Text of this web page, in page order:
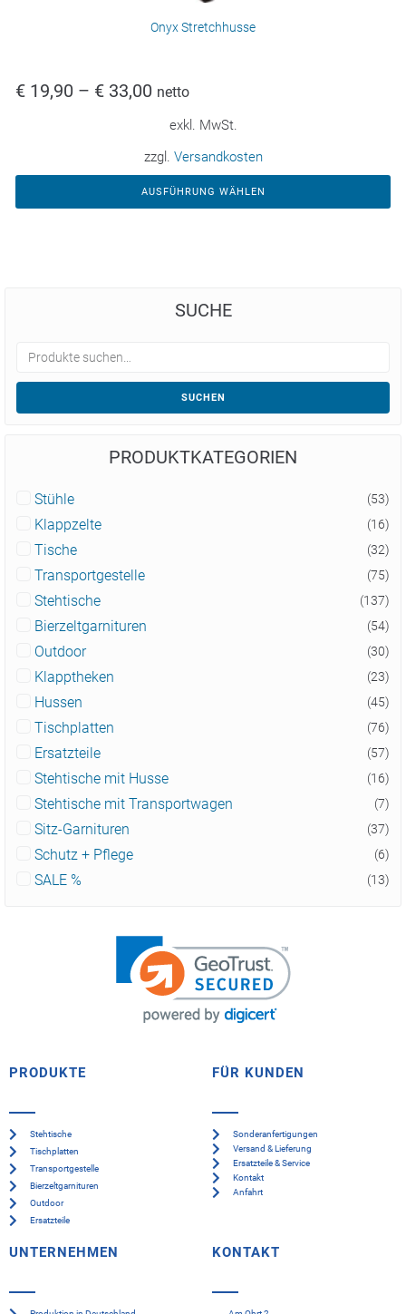
Onyx Stretchhusse
€ 19,90 – € 33,00 netto
exkl. MwSt.
zzgl. Versandkosten
AUSFÜHRUNG WÄHLEN
SUCHE
SUCHEN
PRODUKTKATEGORIEN
Stühle (53)
Klappzelte (16)
Tische (32)
Transportgestelle (75)
Stehtische (137)
Bierzeltgarnituren (54)
Outdoor (30)
Klapptheken (23)
Hussen (45)
Tischplatten (76)
Ersatzteile (57)
Stehtische mit Husse (16)
Stehtische mit Transportwagen (7)
Sitz-Garnituren (37)
Schutz + Pflege (6)
SALE % (13)
PRODUKTE
Stehtische
Tischplatten
Transportgestelle
Bierzeltgarnituren
Outdoor
Ersatzteile
FÜR KUNDEN
Sonderanfertigungen
Versand & Lieferung
Ersatzteile & Service
Kontakt
Anfahrt
UNTERNEHMEN KONTAKT